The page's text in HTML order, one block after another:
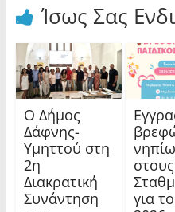
Ίσως Σας
Ο Δήμος
Δάφνης-
Υμηττού στη
2η
Διακρατική
Συνάντηση
στους
για